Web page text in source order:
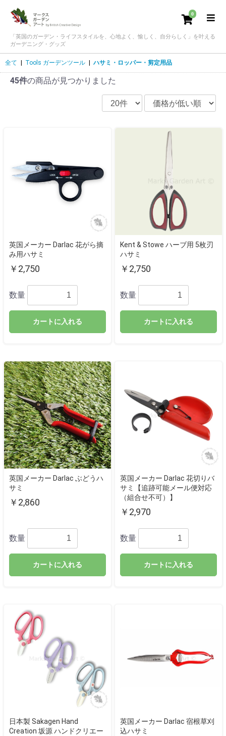
0
「英国のガーデン・ライフスタイルを、心地よく、愉しく、自分らしく」を叶える
ガーデニング・グッズ
全て Tools ガーデンツール ハサミ・ロッパー・剪定用品
45件の商品が見つかりました
英国メーカー Darlac 花がら摘
み用ハサミ
￥2,750
数量
カートに入れる
Kent & Stowe ハーブ用 5枚刃
ハサミ
￥2,750
数量
カートに入れる
英国メーカー Darlac ぶどうハ
サミ
￥2,860
数量
カートに入れる
英国メーカー Darlac 花切りバ
サミ【追跡可能メール便対応
（組合せ不可）】
￥2,970
数量
カートに入れる
日本製 Sakagen Hand
Creation 坂源 ハンドクリエー
英国メーカー Darlac 宿根草刈
込ハサミ